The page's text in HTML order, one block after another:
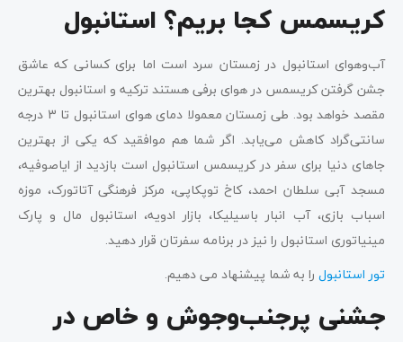
کریسمس کجا بریم؟ استانبول
آب‌وهوای استانبول در زمستان سرد است اما برای کسانی که عاشق
جشن گرفتن کریسمس در هوای برفی هستند ترکیه و استانبول بهترین
مقصد خواهد بود. طی زمستان معمولا دمای هوای استانبول تا 3 درجه
سانتی‌گراد کاهش می‌یابد. اگر شما هم موافقید که یکی از بهترین
جاهای دنیا برای سفر در کریسمس استانبول است بازدید از ایاصوفیه،
مسجد آبی سلطان احمد، کاخ توپکاپی، مرکز فرهنگی آتاتورک، موزه
اسباب بازی، آب انبار باسیلیکا، بازار ادویه، استانبول مال و پارک
مینیاتوری استانبول را نیز در برنامه سفرتان قرار دهید.
تور استانبول را به شما پیشنهاد می دهیم.
جشنی پرجنب‌وجوش و خاص در